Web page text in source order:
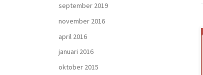
september 2019
november 2016
april 2016
januari 2016
oktober 2015